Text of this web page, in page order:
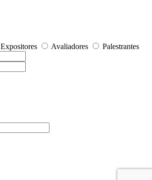
Expositores Avaliadores Palestrantes